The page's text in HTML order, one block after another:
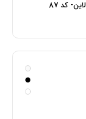
کد 87